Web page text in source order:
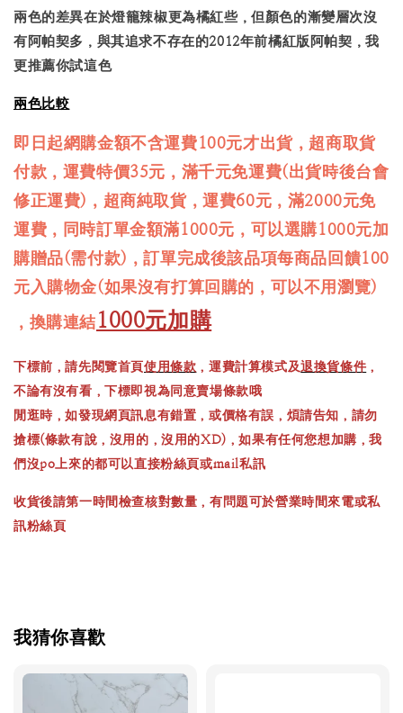
兩色的差異在於燈籠辣椒更為橘紅些，但顏色的漸變層次沒
有阿帕契多，與其追求不存在的2012年前橘紅版阿帕契，我
更推薦你試這色
兩色比較
即日起網購金額不含運費100元才出貨，超商取貨
付款，運費特價35元，滿千元免運費(出貨時後台會
修正運費)，超商純取貨，運費60元，滿2000元免
運費，同時訂單金額滿1000元，可以選購1000元加
購贈品(需付款)，訂單完成後該品項每商品回饋100
元入購物金(如果沒有打算回購的，可以不用瀏覽)
，換購連結1000元加購
下標前，請先閱覽首頁使用條款 ，運費計算模式及退換貨條件 ，
不論有沒有看，下標即視為同意賣場條款哦
閒逛時，如發現網頁訊息有錯置，或價格有誤，煩請告知，請勿
搶標(條款有說，沒用的，沒用的XD)，如果有任何您想加購，我
們沒po上來的都可以直接粉絲頁或mail私訊
收貨後請第一時間檢查核對數量，有問題可於營業時間來電或私
訊粉絲頁
我猜你喜歡